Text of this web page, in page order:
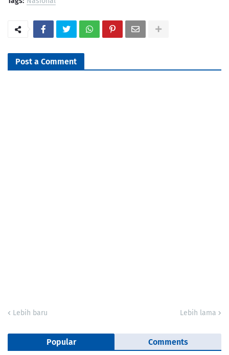
Post a Comment
Lebih baru Lebih lama
Popular Comments